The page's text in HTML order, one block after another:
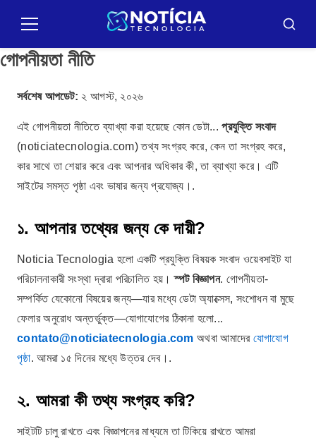
para
conteúdo
মেনু বাসকার
গোপনীয়তা নীতি
সর্বশেষ আপডেট: ২ আগস্ট, ২০২৬
এই গোপনীয়তা নীতিতে ব্যাখ্যা করা হয়েছে কোন ডেটা...প্রযুক্তি সংবাদ
(noticiatecnologia.com) তথ্য সংগ্রহ করে, কেন তা সংগ্রহ করে,
কার সাথে তা শেয়ার করে এবং আপনার অধিকার কী, তা ব্যাখ্যা করে। এটি
সাইটের সমস্ত পৃষ্ঠা এবং ভাষার জন্য প্রযোজ্য।.
১. আপনার তথ্যের জন্য কে দায়ী?
Noticia Tecnologia হলো একটি প্রযুক্তি বিষয়ক সংবাদ ওয়েবসাইট যা
পরিচালনাকারী সংস্থা দ্বারা পরিচালিত হয়।স্পট বিজ্ঞাপন. গোপনীয়তা-
সম্পর্কিত যেকোনো বিষয়ের জন্য—যার মধ্যে ডেটা অ্যাক্সেস, সংশোধন বা মুছে
ফেলার অনুরোধ অন্তর্ভুক্ত—যোগাযোগের ঠিকানা হলো...
contato@noticiatecnologia.com অথবা আমাদের যোগাযোগ
পৃষ্ঠা. আমরা ১৫ দিনের মধ্যে উত্তর দেব।.
২. আমরা কী তথ্য সংগ্রহ করি?
সাইটটি চালু রাখতে এবং বিজ্ঞাপনের মাধ্যমে তা টিকিয়ে রাখতে আমরা